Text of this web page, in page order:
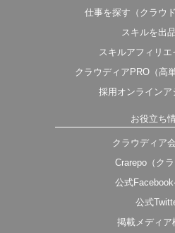
仕事を探す（クラウ
スキルを出
スキルアフィリエ
クラウディアPRO（高
採用オンラインア
お役立ち
クラウディア
Crarepo（クラ
公式
公式
掲載メディア